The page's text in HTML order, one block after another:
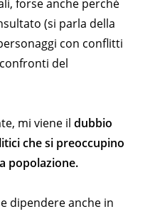
forse anche perché
(si parla della
con conflitti
del
mi viene ildubbio
che si preoccupino
popolazione.
dipendere anche in